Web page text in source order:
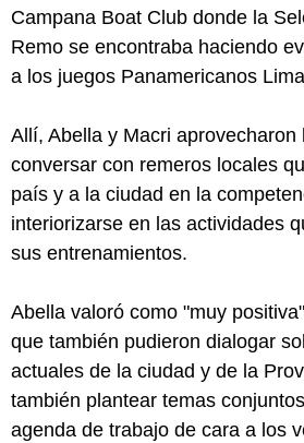
Campana Boat Club donde la
Remo se encontraba haciendo
a los juegos Panamericanos
Allí, Abella y Macri aprovecharon
conversar con remeros locales
país y a la ciudad en la
interiorizarse en las actividades
sus entrenamientos.
Abella valoró como "muy
que también pudieron dialogar
actuales de la ciudad y de la
también plantear temas
agenda de trabajo de cara a los